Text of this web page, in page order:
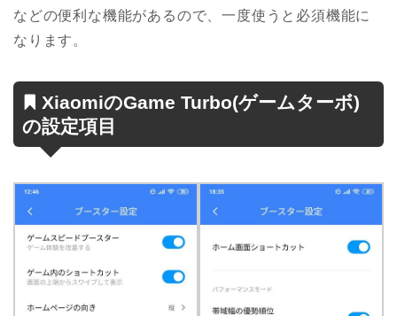
などの便利な機能があるので、一度使うと必須機能に
なります。
XiaomiのGame Turbo(ゲームターボ)
の設定項目